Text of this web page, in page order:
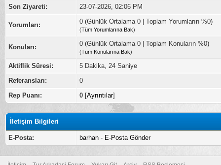
Son Ziyareti:
23-07-2026, 02:06 PM
Yorumları: 0 (Günlük Ortalama 0 | Toplam Yorumların %0)
(Tüm Yorumlarına Bak)
Konuları: 0 (Günlük Ortalama 0 | Toplam Konuların %0)
(Tüm Konularına Bak)
Aktiflik Süresi:
5 Dakika, 24 Saniye
Referansları:
0
Rep Puanı:
0 [Ayrıntılar]
İletişim Bilgileri
E-Posta: barhan - E-Posta Gönder